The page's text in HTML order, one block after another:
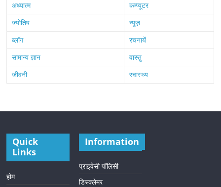
अध्यात्म
कम्प्यूटर
ज्योतिष
न्यूज़
ब्लॉग
रचनायें
सामान्य ज्ञान
वास्तु
जीवनी
स्वास्थ्य
Quick
Links
होम
Information
प्राइवेसी पॉलिसी
डिस्क्लेमर